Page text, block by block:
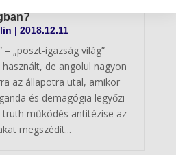
| 2018.12.11
„poszt-igazság világ”
de angolul nagyon
az állapotra utal, amikor
és demagógia legyőzi
működés antitézise az
megszédít...